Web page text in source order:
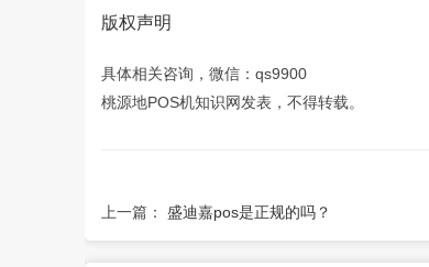
版权声明
具体相关咨询，微信：qs9900
桃源地POS机知识网发表，不得转载。
上一篇： 盛迪嘉pos是正规的吗？